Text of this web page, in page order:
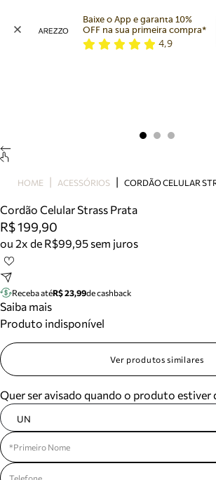
Bolsa
Tamanco
Tênis
Mule
Tire dúvidas sobre pedidos,
Meus pedidos
Acompanhe seus pedidos e solicite
Baixe o App e garanta 10%
OFF na sua primeira compra*
4,9
HOME ACESSÓRIOS CORDÃO CELULAR
Cordão Celular Strass Prata
R$ 199,90
ou 2x de R$99,95 sem juros
Receba atéR$ 23,99de cashback
Saiba mais
Produto indisponível
Ver produtos similares
Quer ser avisado quando o produto estiver
UN